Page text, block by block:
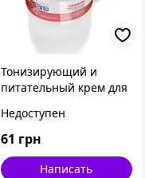
Тонизирующий и
питательный крем для
Avon, Эйвон, Ейвон,
100 мл
Недоступен
61 грн
Написать